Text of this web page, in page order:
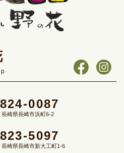
0087
長崎県長崎市浜町6-2
5097
長崎県長崎市新大工町1-6